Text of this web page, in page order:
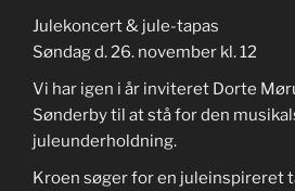
Julekoncert & jule-tapas
Søndag d. 26. november kl. 12
Vi har igen i år inviteret Dorte
Sønderby til at stå for den
juleunderholdning.
Kroen søger for en juleinspireret